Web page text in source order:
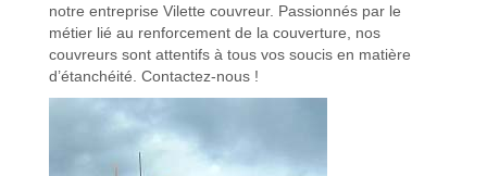
notre entreprise Vilette couvreur. Passionnés par le
métier lié au renforcement de la couverture, nos
couvreurs sont attentifs à tous vos soucis en matière
d’étanchéité. Contactez-nous !